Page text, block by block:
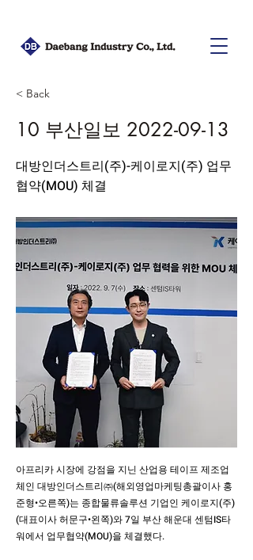
< Back
10 부산일보 2022-09-13
대방인더스트리(주)-케이로지(주) 업무
협약(MOU) 체결
아프리카 시장에 강점을 지닌 산업용 테이프 제조업
체인 대방인더스트리㈜(해외영업마케팅총괄이사 홍
준형•오른쪽)는 종합물류솔루션 기업인 케이로지(주)
(대표이사 허문구•왼쪽)와 7일 부산 해운대 센텀IS타
워에서 업무협약(MOU)을 체결했다.